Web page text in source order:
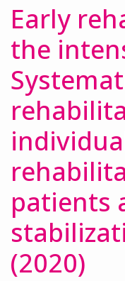
Early
the
patients
(2020)